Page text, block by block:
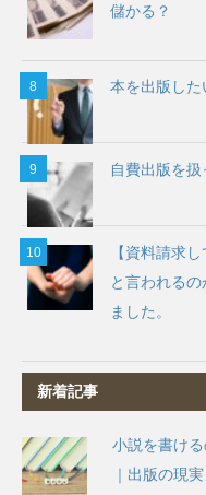
儲かる？
本を出版し
自費出版を
【資料請求
と言われる
ました。
新着記事
小説を書け
｜出版の現